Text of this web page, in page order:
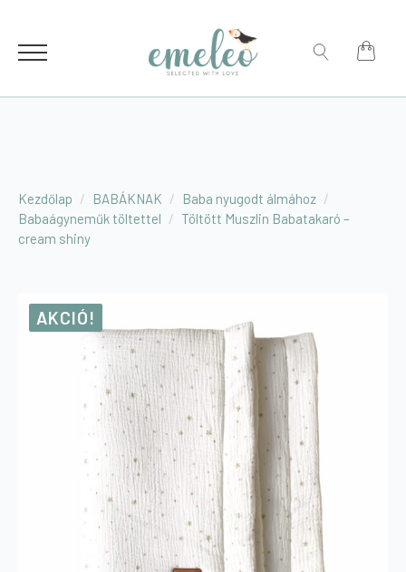
Kezdőlap BABÁKNAK
Baba nyugodt álmához
Babaágyneműk töltettel
Töltött Muszlin Babatakaró –
cream shiny
AKCIÓ!